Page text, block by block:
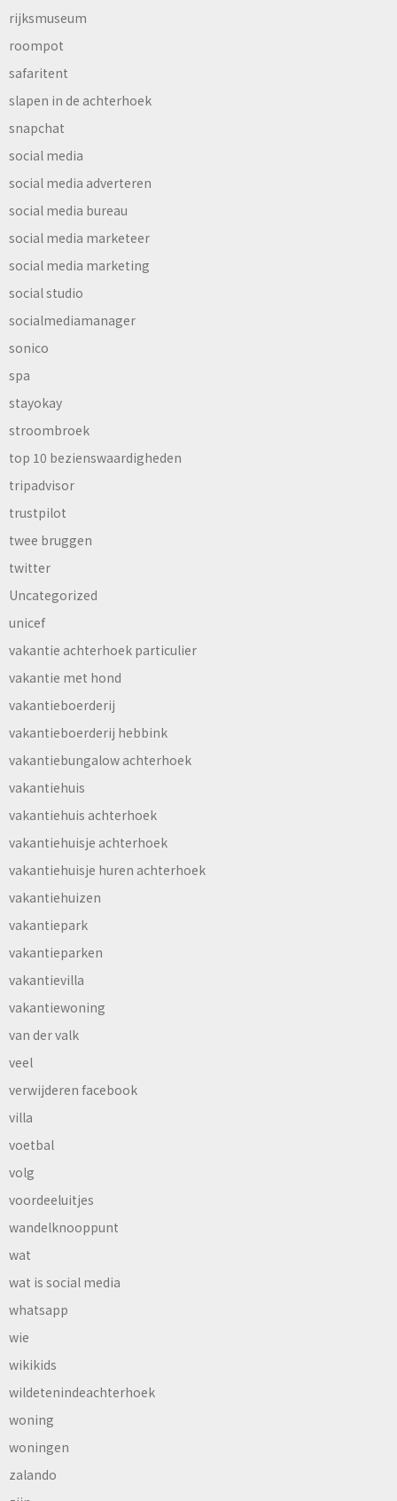
rijksmuseum
roompot
safaritent
slapen in de achterhoek
snapchat
social media
social media adverteren
social media bureau
social media marketeer
social media marketing
social studio
socialmediamanager
sonico
spa
stayokay
stroombroek
top 10 bezienswaardigheden
tripadvisor
trustpilot
twee bruggen
twitter
Uncategorized
unicef
vakantie achterhoek particulier
vakantie met hond
vakantieboerderij
vakantieboerderij hebbink
vakantiebungalow achterhoek
vakantiehuis
vakantiehuis achterhoek
vakantiehuisje achterhoek
vakantiehuisje huren achterhoek
vakantiehuizen
vakantiepark
vakantieparken
vakantievilla
vakantiewoning
van der valk
veel
verwijderen facebook
villa
voetbal
volg
voordeeluitjes
wandelknooppunt
wat
wat is social media
whatsapp
wie
wikikids
wildetenindeachterhoek
woning
woningen
zalando